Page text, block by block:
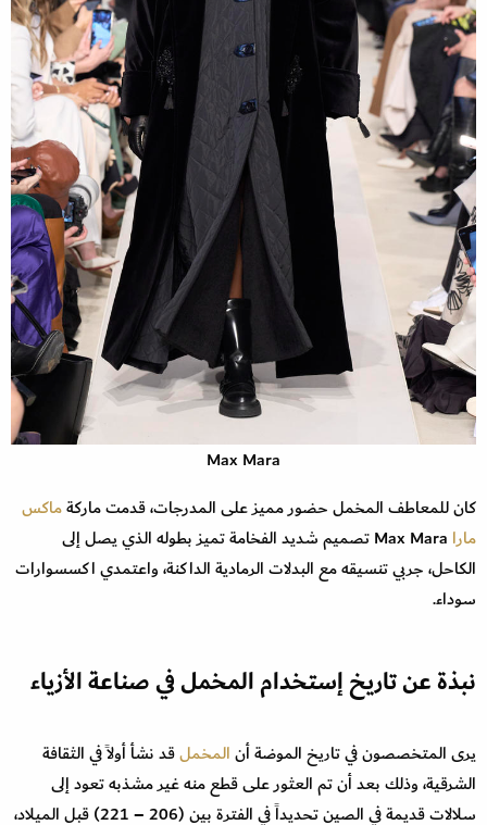
Max Mara
كان للمعاطف المخمل حضور مميز على المدرجات، قدمت ماركةماكس
مارا
Max Mara تصميم شديد الفخامة تميز بطوله الذي يصل إلى
الكاحل، جربي تنسيقه مع البدلات الرمادية الداكنة، واعتمدي اكسسوارات
سوداء.
نبذة عن تاريخ إستخدام المخمل في صناعة الأزياء
يرى المتخصصون في تاريخ الموضة أنالمخملقد نشأ أولاً في الثقافة
الشرقية، وذلك بعد أن تم العثور على قطع منه غير مشذبه تعود إلى
سلالات قديمة في الصين تحديداً في الفترة بين (206 – 221) قبل الميلاد،